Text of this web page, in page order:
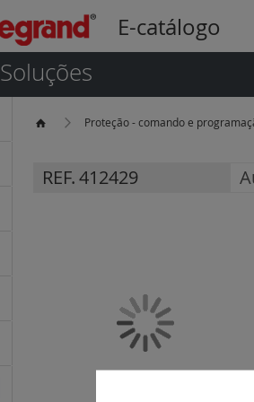
E-catálogo
Soluções
Proteção - comando e
REF.412429